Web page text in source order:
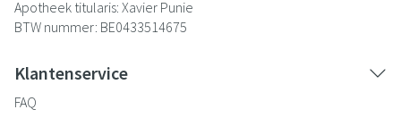
Apotheek titularis: Xavier Punie
BTW nummer: BE0433514675
Klantenservice
FAQ